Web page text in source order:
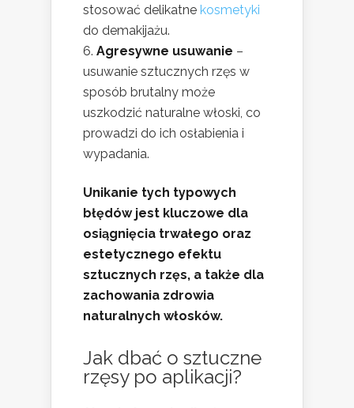
stosować delikatne kosmetyki
do demakijażu.
Agresywne usuwanie –
usuwanie sztucznych rzęs w
sposób brutalny może
uszkodzić naturalne włoski, co
prowadzi do ich osłabienia i
wypadania.
Unikanie tych typowych
błędów jest kluczowe dla
osiągnięcia trwałego oraz
estetycznego efektu
sztucznych rzęs, a także dla
zachowania zdrowia
naturalnych włosków.
Jak dbać o sztuczne
rzęsy po aplikacji?